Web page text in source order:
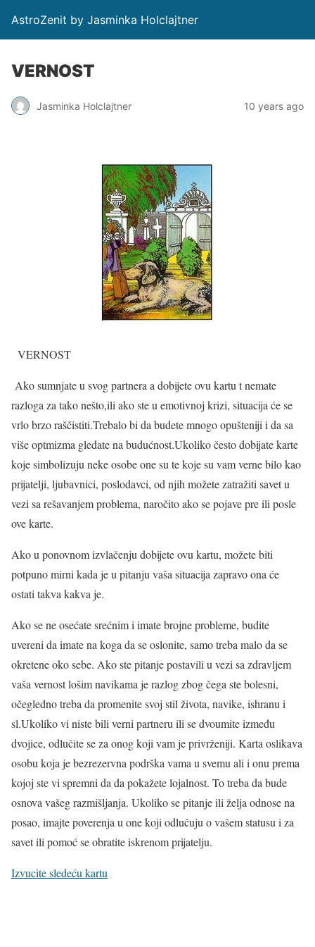
AstroZenit by Jasminka Holclajtner
VERNOST
Jasminka Holclajtner 10 years ago
VERNOST
Ako sumnjate u svog partnera a dobijete ovu kartu t nemate
razloga za tako nešto,ili ako ste u emotivnoj krizi, situacija će se
vrlo brzo raščistiti.Trebalo bi da budete mnogo opušteniji i da sa
više optmizma gledate na budućnost.Ukoliko često dobijate karte
koje simbolizuju neke osobe one su te koje su vam verne bilo kao
prijatelji, ljubavnici, poslodavci, od njih možete zatražiti savet u
vezi sa rešavanjem problema, naročito ako se pojave pre ili posle
ove karte.
Ako u ponovnom izvlačenju dobijete ovu kartu, možete biti
potpuno mirni kada je u pitanju vaša situacija zapravo ona će
ostati takva kakva je.
Ako se ne osećate srećnim i imate brojne probleme, budite
uvereni da imate na koga da se oslonite, samo treba malo da se
okretene oko sebe. Ako ste pitanje postavili u vezi sa zdravljem
vaša vernost lošim navikama je razlog zbog čega ste bolesni,
očegledno treba da promenite svoj stil života, navike, ishranu i
sl.Ukoliko vi niste bili verni partneru ili se dvoumite između
dvojice, odlučite se za onog koji vam je privrženiji. Karta oslikava
osobu koja je bezrezervna podrška vama u svemu ali i onu prema
kojoj ste vi spremni da da pokažete lojalnost. To treba da bude
osnova vašeg razmišljanja. Ukoliko se pitanje ili želja odnose na
posao, imajte poverenja u one koji odlučuju o vašem statusu i za
savet ili pomoć se obratite iskrenom prijatelju.
Izvucite sledeću kartu